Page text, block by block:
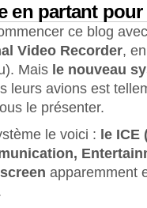
en partant pour
ce blog
Video Recorder,
Mais le nouveau
leurs avions est
le présenter.
le voici : le
apparemment